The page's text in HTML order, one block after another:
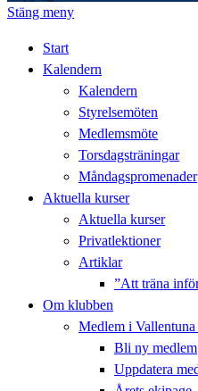
Stäng meny
Start
Kalendern
Kalendern
Styrelsemöten
Medlemsmöte
Torsdagsträningar
Måndagspromenader
Aktuella kurser
Aktuella kurser
Privatlektioner
Artiklar
”Att träna
Om klubben
Medlem i
Bli ny medlem
Uppdatera